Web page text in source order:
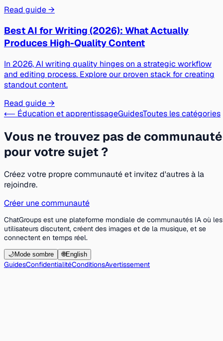
Read guide →
Best AI for Writing (2026): What Actually
Produces High-Quality Content
In 2026, AI writing quality hinges on a strategic workflow
and editing process. Explore our proven stack for creating
standout content.
Read guide →
⟵ Éducation et apprentissageGuidesToutes les catégories
Vous ne trouvez pas de communauté
pour votre sujet ?
Créez votre propre communauté et invitez d'autres à la
rejoindre.
Créer une communauté
ChatGroups est une plateforme mondiale de communautés IA où les
utilisateurs discutent, créent des images et de la musique, et se
connectent en temps réel.
🌙Mode sombre 🌐English
GuidesConfidentialitéConditionsAvertissement